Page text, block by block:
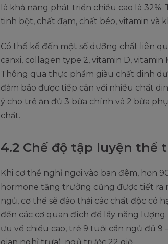
là khả năng phát triển chiều cao là
tinh bột, chất đạm, chất béo, vitamin và
Có thể kể đến một số dưỡng chất liên
canxi, collagen type 2, vitamin D, vitamin
Thông qua thực phẩm giàu chất dinh
đảm bảo được tiếp cận với nhiều chất
ý cho trẻ ăn đủ 3 bữa chính và 2 bữa
chất.
4.2 Chế độ tập luyện thể
Khi cơ thể nghỉ ngơi vào ban đêm, hơn
hormone tăng trưởng cũng được tiết ra
ngủ, cơ thể sẽ đào thải các chất độc có
đến các cơ quan đích để lấy năng
ưu về chiều cao, trẻ 9 tuổi cần ngủ đủ 9